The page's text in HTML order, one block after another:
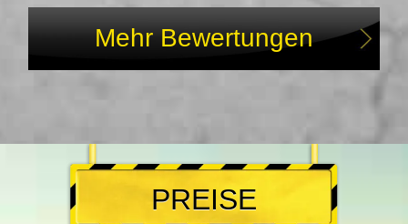
Mehr Bewertungen
PREISE